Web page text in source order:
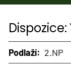
Dispozice:
Podlaží: 2.NP